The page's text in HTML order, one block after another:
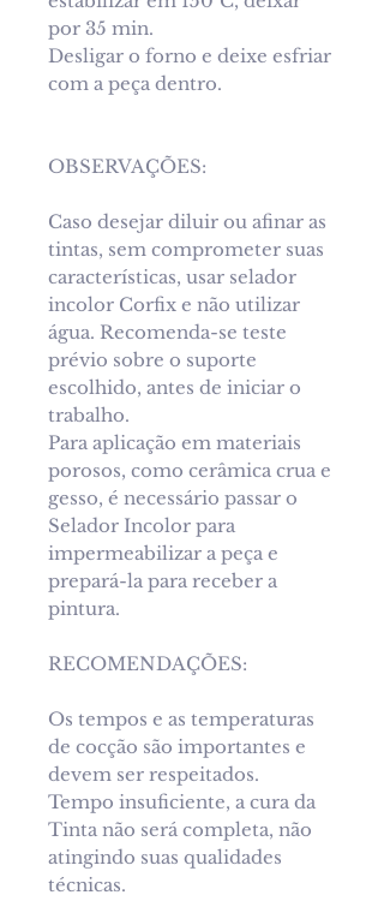
por 35 min.
Desligar o forno e deixe esfriar
com a peça dentro.
OBSERVAÇÕES:
Caso desejar diluir ou afinar as
tintas, sem comprometer suas
características, usar selador
incolor Corfix e não utilizar
água. Recomenda-se teste
prévio sobre o suporte
escolhido, antes de iniciar o
trabalho.
Para aplicação em materiais
porosos, como cerâmica crua e
gesso, é necessário passar o
Selador Incolor para
impermeabilizar a peça e
prepará-la para receber a
pintura.
RECOMENDAÇÕES:
Os tempos e as temperaturas
de cocção são importantes e
devem ser respeitados.
Tempo insuficiente, a cura da
Tinta não será completa, não
atingindo suas qualidades
técnicas.